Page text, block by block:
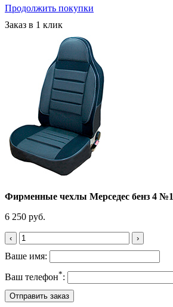
Продолжить покупки
Заказ в 1 клик
Фирменные чехлы Мерседес бенз 4 №1
6 250 руб.
‹ ›
Ваше имя:
Ваш телефон*: